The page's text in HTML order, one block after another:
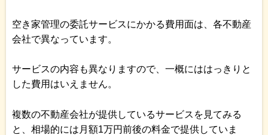
空き家管理の委託サービスにかかる費用面は、各不動産
会社で異なっています。
サービスの内容も異なりますので、一概にははっきりと
した費用はいえません。
複数の不動産会社が提供しているサービスを見てみる
と、相場的には月額1万円前後の料金で提供していま